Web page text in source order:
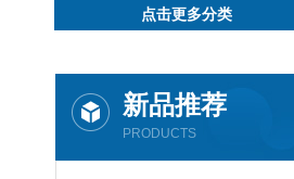
点击更多分类
新品推荐
PRODUCTS